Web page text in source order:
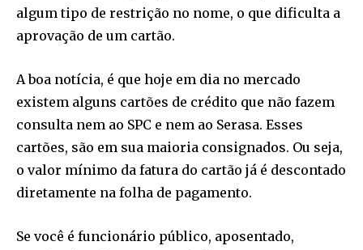
algum tipo de restrição no nome, o que dificulta a
aprovação de um cartão.
A boa notícia, é que hoje em dia no mercado
existem alguns cartões de crédito que não fazem
consulta nem ao SPC e nem ao Serasa. Esses
cartões, são em sua maioria consignados. Ou seja,
o valor mínimo da fatura do cartão já é descontado
diretamente na folha de pagamento.
Se você é funcionário público, aposentado,